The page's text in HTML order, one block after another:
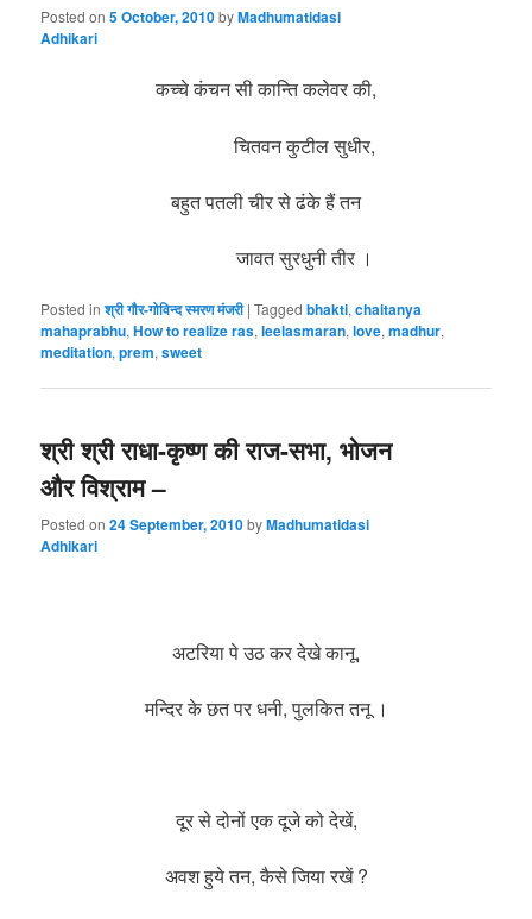
Posted on5 October, 2010byMadhumatidasi
Adhikari
कच्चे कंचन सी कान्ति कलेवर की,
चितवन कुटील सुधीर,
बहुत पतली चीर से ढंके हैं तन
जावत सुरधुनी तीर ।
Posted in श्री गौर-गोविन्द स्मरण मंजरी |Tagged bhakti,chaitanya
mahaprabhu,How to realize ras,leelasmaran,love,madhur,
meditation,prem,sweet
श्री श्री राधा-कृष्ण की राज-सभा, भोजन
और विश्राम –
Posted on24 September, 2010byMadhumatidasi
Adhikari
अटरिया पे उठ कर देखे कानू,
मन्दिर के छत पर धनी, पुलकित तनू ।
दूर से दोनों एक दूजे को देखें,
अवश हुये तन, कैसे जिया रखें ?